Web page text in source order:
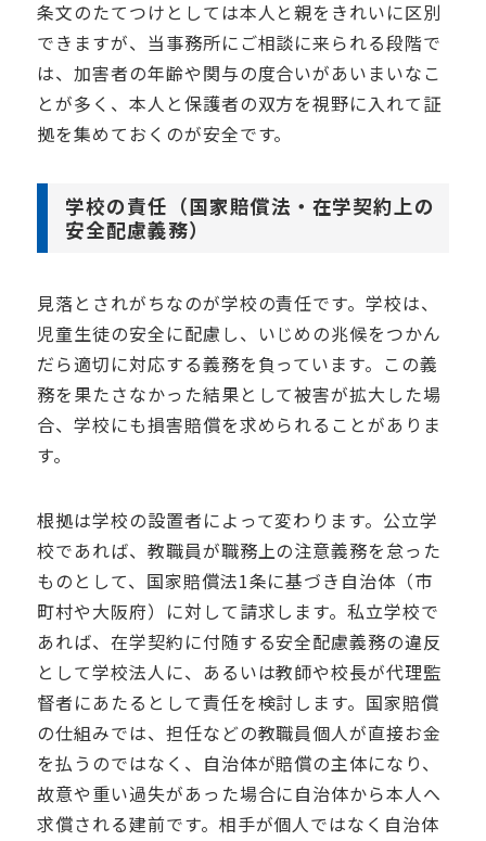
条文のたてつけとしては本人と親をきれいに区別
できますが、当事務所にご相談に来られる段階で
は、加害者の年齢や関与の度合いがあいまいなこ
とが多く、本人と保護者の双方を視野に入れて証
拠を集めておくのが安全です。
学校の責任（国家賠償法・在学契約上の
安全配慮義務）
見落とされがちなのが学校の責任です。学校は、
児童生徒の安全に配慮し、いじめの兆候をつかん
だら適切に対応する義務を負っています。この義
務を果たさなかった結果として被害が拡大した場
合、学校にも損害賠償を求められることがありま
す。
根拠は学校の設置者によって変わります。公立学
校であれば、教職員が職務上の注意義務を怠った
ものとして、国家賠償法1条に基づき自治体（市
町村や大阪府）に対して請求します。私立学校で
あれば、在学契約に付随する安全配慮義務の違反
として学校法人に、あるいは教師や校長が代理監
督者にあたるとして責任を検討します。国家賠償
の仕組みでは、担任などの教職員個人が直接お金
を払うのではなく、自治体が賠償の主体になり、
故意や重い過失があった場合に自治体から本人へ
求償される建前です。相手が個人ではなく自治体